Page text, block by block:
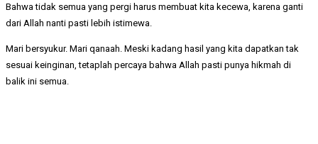
Bahwa tidak semua yang pergi harus membuat kita kecewa, karena ganti
dari Allah nanti pasti lebih istimewa.
Mari bersyukur. Mari qanaah. Meski kadang hasil yang kita dapatkan tak
sesuai keinginan, tetaplah percaya bahwa Allah pasti punya hikmah di
balik ini semua.